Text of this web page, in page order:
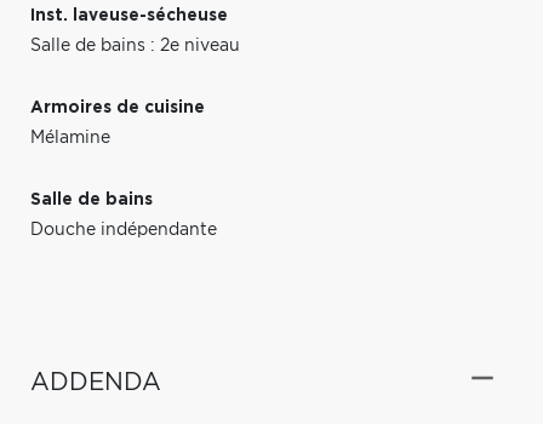
Inst. laveuse-sécheuse
Salle de bains : 2e niveau
Armoires de cuisine
Mélamine
Salle de bains
Douche indépendante
ADDENDA